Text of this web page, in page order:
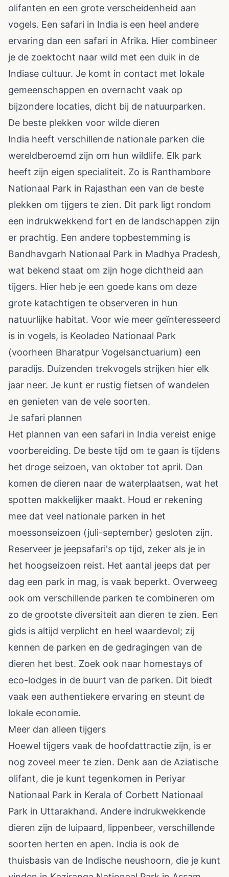
olifanten en een grote verscheidenheid aan
vogels. Een safari in India is een heel andere
ervaring dan een safari in Afrika. Hier combineer
je de zoektocht naar wild met een duik in de
Indiase cultuur. Je komt in contact met lokale
gemeenschappen en overnacht vaak op
bijzondere locaties, dicht bij de natuurparken.
De beste plekken voor wilde dieren
India heeft verschillende nationale parken die
wereldberoemd zijn om hun wildlife. Elk park
heeft zijn eigen specialiteit. Zo is Ranthambore
Nationaal Park in Rajasthan een van de beste
plekken om tijgers te zien. Dit park ligt rondom
een indrukwekkend fort en de landschappen zijn
er prachtig. Een andere topbestemming is
Bandhavgarh Nationaal Park in Madhya Pradesh,
wat bekend staat om zijn hoge dichtheid aan
tijgers. Hier heb je een goede kans om deze
grote katachtigen te observeren in hun
natuurlijke habitat. Voor wie meer geïnteresseerd
is in vogels, is Keoladeo Nationaal Park
(voorheen Bharatpur Vogelsanctuarium) een
paradijs. Duizenden trekvogels strijken hier elk
jaar neer. Je kunt er rustig fietsen of wandelen
en genieten van de vele soorten.
Je safari plannen
Het plannen van een safari in India vereist enige
voorbereiding. De beste tijd om te gaan is tijdens
het droge seizoen, van oktober tot april. Dan
komen de dieren naar de waterplaatsen, wat het
spotten makkelijker maakt. Houd er rekening
mee dat veel nationale parken in het
moessonseizoen (juli-september) gesloten zijn.
Reserveer je jeepsafari's op tijd, zeker als je in
het hoogseizoen reist. Het aantal jeeps dat per
dag een park in mag, is vaak beperkt. Overweeg
ook om verschillende parken te combineren om
zo de grootste diversiteit aan dieren te zien. Een
gids is altijd verplicht en heel waardevol; zij
kennen de parken en de gedragingen van de
dieren het best. Zoek ook naar homestays of
eco-lodges in de buurt van de parken. Dit biedt
vaak een authentiekere ervaring en steunt de
lokale economie.
Meer dan alleen tijgers
Hoewel tijgers vaak de hoofdattractie zijn, is er
nog zoveel meer te zien. Denk aan de Aziatische
olifant, die je kunt tegenkomen in Periyar
Nationaal Park in Kerala of Corbett Nationaal
Park in Uttarakhand. Andere indrukwekkende
dieren zijn de luipaard, lippenbeer, verschillende
soorten herten en apen. India is ook de
thuisbasis van de Indische neushoorn, die je kunt